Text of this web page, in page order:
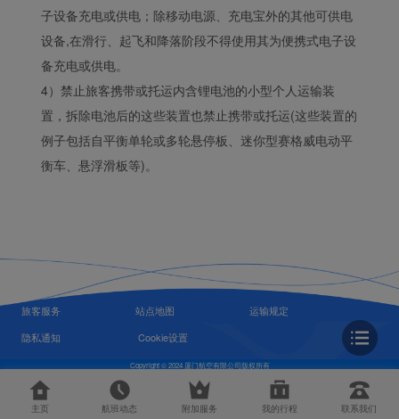
子设备充电或供电；除移动电源、充电宝外的其他可供电
设备,在滑行、起飞和降落阶段不得使用其为便携式电子设
备充电或供电。
4）禁止旅客携带或托运内含锂电池的小型个人运输装
置，拆除电池后的这些装置也禁止携带或托运(这些装置的
例子包括自平衡单轮或多轮悬停板、迷你型赛格威电动平
衡车、悬浮滑板等)。
旅客服务 站点地图
运输规定
隐私通知
Cookie设置
Copyright © 2024 厦门航空有限公司版权所有
主页 航班动态 附加服务 我的行程 联系我们